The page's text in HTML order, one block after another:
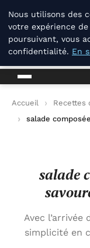
La Compagnie Des
La
Accueil
Recettes
salade
salade
Avec
simplicité en
Nous utilisons des
votre expérience
poursuivant, vous
confidentialité. En